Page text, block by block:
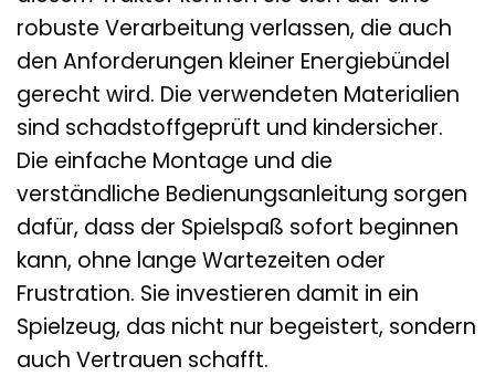
robuste Verarbeitung verlassen, die auch
den Anforderungen kleiner Energiebündel
gerecht wird. Die verwendeten Materialien
sind schadstoffgeprüft und kindersicher.
Die einfache Montage und die
verständliche Bedienungsanleitung sorgen
dafür, dass der Spielspaß sofort beginnen
kann, ohne lange Wartezeiten oder
Frustration. Sie investieren damit in ein
Spielzeug, das nicht nur begeistert, sondern
auch Vertrauen schafft.